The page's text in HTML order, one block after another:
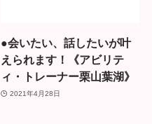
●会いたい、話したいが叶
えられます！《アビリテ
ィ・トレーナー栗山葉湖》
2021年4月28日